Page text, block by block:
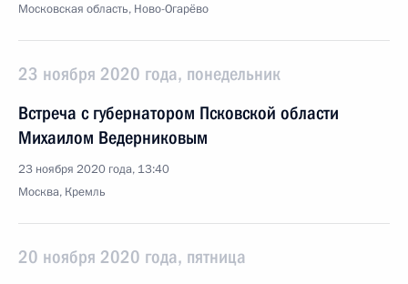
Московская область, Ново-Огарёво
23 ноября 2020 года, понедельник
Встреча с губернатором Псковской области
Михаилом Ведерниковым
23 ноября 2020 года, 13:40
Москва, Кремль
20 ноября 2020 года, пятница